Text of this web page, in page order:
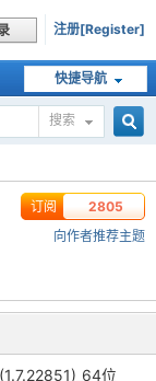
注册[Register]
快捷导航
搜索
索
2805
订阅
向作者推荐主题
位